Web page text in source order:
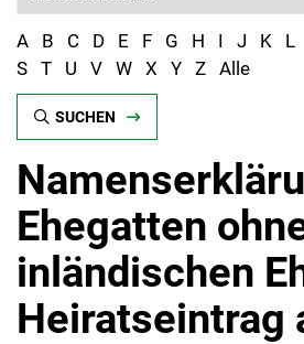
A B C D E F G H I J K L
S T U V W X Y Z Alle
SUCHEN
Ehegatten
inländischen
Heiratseintrag